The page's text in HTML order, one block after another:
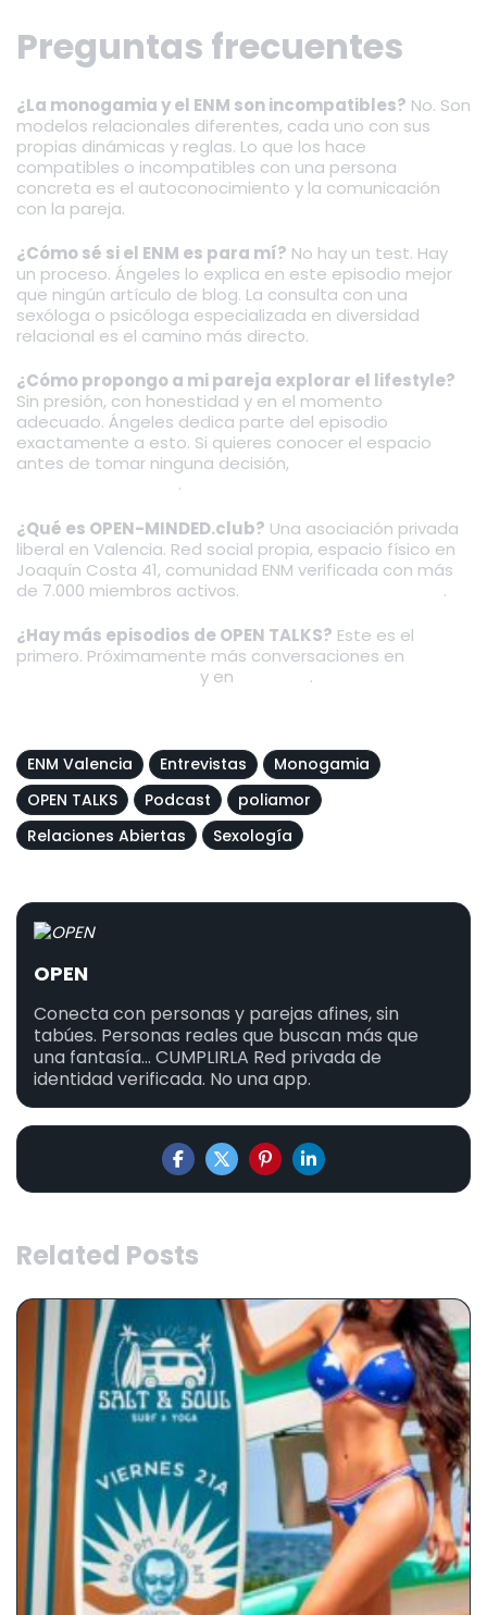
Preguntas frecuentes
¿La monogamia y el ENM son incompatibles? No. Son
modelos relacionales diferentes, cada uno con sus
propias dinámicas y reglas. Lo que los hace
compatibles o incompatibles con una persona
concreta es el autoconocimiento y la comunicación
con la pareja.
¿Cómo sé si el ENM es para mí? No hay un test. Hay
un proceso. Ángeles lo explica en este episodio mejor
que ningún artículo de blog. La consulta con una
sexóloga o psicóloga especializada en diversidad
relacional es el camino más directo.
¿Cómo propongo a mi pareja explorar el lifestyle?
Sin presión, con honestidad y en el momento
adecuado. Ángeles dedica parte del episodio
exactamente a esto. Si quieres conocer el espacio
antes de tomar ninguna decisión,
.
¿Qué es OPEN-MINDED.club? Una asociación privada
liberal en Valencia. Red social propia, espacio físico en
Joaquín Costa 41, comunidad ENM verificada con más
de 7.000 miembros activos.
.
¿Hay más episodios de OPEN TALKS? Este es el
primero. Próximamente más conversaciones en
y en .
ENM Valencia Entrevistas
Monogamia
OPEN TALKS
Podcast
poliamor
Relaciones Abiertas
Sexología
OPEN
Conecta con personas y parejas afines, sin
tabúes. Personas reales que buscan más que
una fantasía... CUMPLIRLA Red privada de
identidad verificada. No una app.
Related Posts